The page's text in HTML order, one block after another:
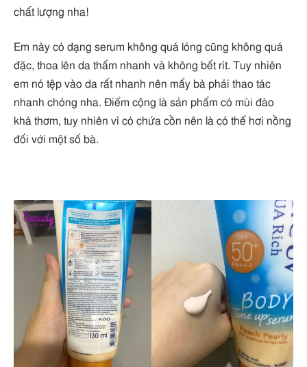
chất lượng nha!
Em này có dạng serum không quá lỏng cũng không quá
đặc, thoa lên da thấm nhanh và không bết rít. Tuy nhiên
em nó tệp vào da rất nhanh nên mấy bà phải thao tác
nhanh chóng nha. Điểm cộng là sản phẩm có mùi đào
khá thơm, tuy nhiên vì có chứa cồn nên là có thể hơi nồng
đối với một số bà.